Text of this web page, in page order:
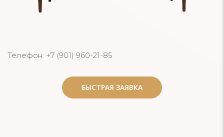
Телефон: +7 (901) 960-21-85
БЫСТРАЯ ЗАЯВКА
БЫСТРАЯ ЗАЯВКА